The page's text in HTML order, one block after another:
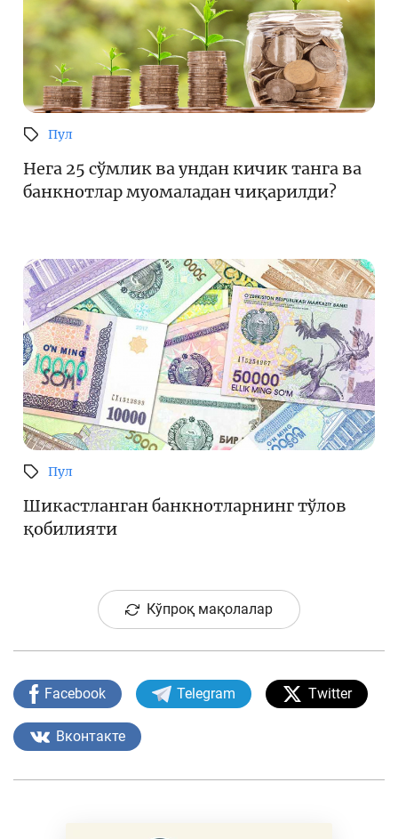
Пул
Нега 25 сўмлик ва ундан кичик танга ва
банкнотлар муомаладан чиқарилди?
Пул
Шикастланган банкнотларнинг тўлов
қобилияти
Кўпроқ мақолалар
Facebook Telegram Twitter
Вконтакте